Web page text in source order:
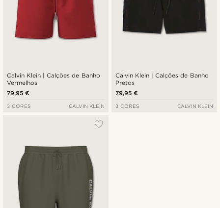
Calvin Klein | Calções de Banho
Vermelhos
79,95 €
3 CORES CALVIN KLEIN
Calvin Klein | Calções de Banho
Pretos
79,95 €
3 CORES CALVIN KLEIN